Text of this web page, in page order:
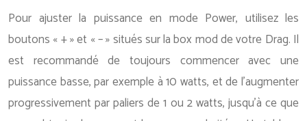
Pour ajuster la puissance en mode Power, utilisez les
boutons « + » et « – » situés sur la box mod de votre Drag. Il
est recommandé de toujours commencer avec une
puissance basse, par exemple à 10 watts, et de l’augmenter
progressivement par paliers de 1 ou 2 watts, jusqu’à ce que